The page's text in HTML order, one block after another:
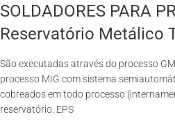
SOLDADORES PARA
Reservatório Metálico
São executadas através do processo
processo MIG com sistema
cobreados em todo processo
reservatório. EPS